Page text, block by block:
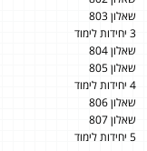
שאלון 803
3 יחידות לימוד
שאלון 804
שאלון 805
4 יחידות לימוד
שאלון 806
שאלון 807
5 יחידות לימוד